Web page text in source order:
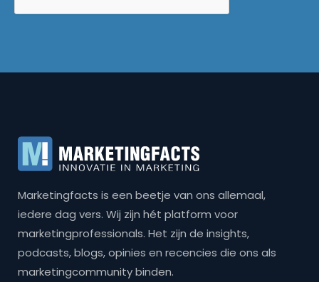
Marketingfacts is een beetje van ons allemaal,
iedere dag vers. Wij zijn hét platform voor
marketingprofessionals. Het zijn de insights,
podcasts, blogs, opinies en recencies die ons als
marketingcommunity binden.